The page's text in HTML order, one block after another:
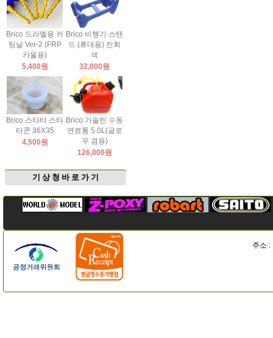
Brico 드라멜용 커
팅날 Ver-2 (FRP
카울용)
5,400원
Brico 비행기 스탠
드 (휴대용) 진회
색
32,000원
Brico 스타터 스타
터콘 36X35
4,500원
Brico 가솔린 수동
연료통 5.0L(글로
우 겸용)
126,000원
기 상 청 바 로 가 기
주소